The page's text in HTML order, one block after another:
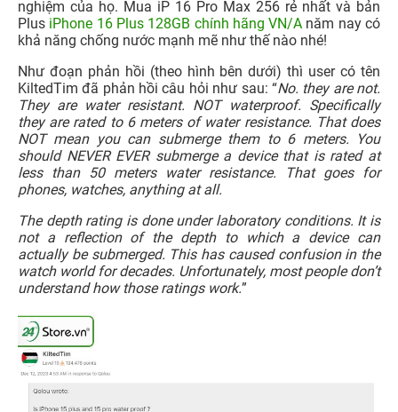
nghiệm của họ. Mua iP 16 Pro Max 256 rẻ nhất và bản
Plus iPhone 16 Plus 128GB chính hãng VN/A năm nay có
khả năng chống nước mạnh mẽ như thế nào nhé!
Như đoạn phản hồi (theo hình bên dưới) thì user có tên
KiltedTim đã phản hồi câu hỏi như sau: “No. they are not.
They are water resistant. NOT waterproof. Specifically
they are rated to 6 meters of water resistance. That does
NOT mean you can submerge them to 6 meters. You
should NEVER EVER submerge a device that is rated at
less than 50 meters water resistance. That goes for
phones, watches, anything at all.
The depth rating is done under laboratory conditions. It is
not a reflection of the depth to which a device can
actually be submerged. This has caused confusion in the
watch world for decades. Unfortunately, most people don’t
understand how those ratings work.”